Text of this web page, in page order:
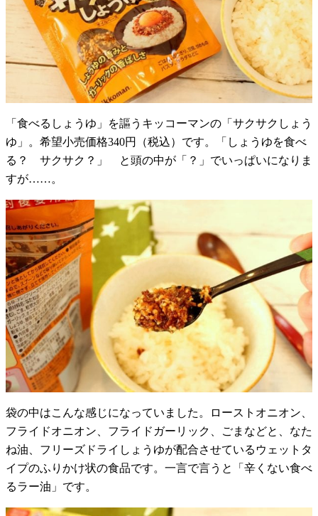
「食べるしょうゆ」を謳うキッコーマンの「サクサクしょう
ゆ」。希望小売価格340円（税込）です。「しょうゆを食べ
る？ サクサク？」 と頭の中が「？」でいっぱいになりま
すが……。
袋の中はこんな感じになっていました。ローストオニオン、
フライドオニオン、フライドガーリック、ごまなどと、なた
ね油、フリーズドライしょうゆが配合させているウェットタ
イプのふりかけ状の食品です。一言で言うと「辛くない食べ
るラー油」です。